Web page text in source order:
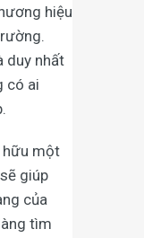
hiệu
duy nhất
có ai
hữu một
giúp
của
tìm